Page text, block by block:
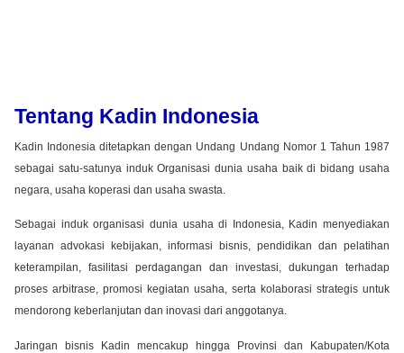
Tentang Kadin Indonesia
Kadin Indonesia ditetapkan dengan Undang Undang Nomor 1 Tahun 1987
sebagai satu-satunya induk Organisasi dunia usaha baik di bidang usaha
negara, usaha koperasi dan usaha swasta.
Sebagai induk organisasi dunia usaha di Indonesia, Kadin menyediakan
layanan advokasi kebijakan, informasi bisnis, pendidikan dan pelatihan
keterampilan, fasilitasi perdagangan dan investasi, dukungan terhadap
proses arbitrase, promosi kegiatan usaha, serta kolaborasi strategis untuk
mendorong keberlanjutan dan inovasi dari anggotanya.
Jaringan bisnis Kadin mencakup hingga Provinsi dan Kabupaten/Kota